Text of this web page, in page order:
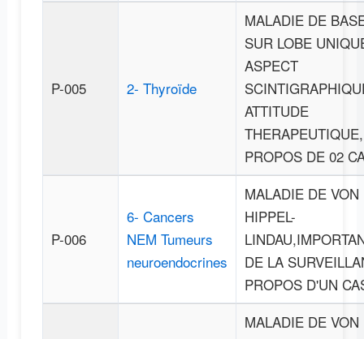
P-005 2- Thyroïde
MALADIE DE
SUR LOBE
ASPECT
ATTITUDE
PROPOS DE 02
P-006
6- Cancers
NEM Tumeurs
neuroendocrines
MALADIE DE VON
HIPPEL-
DE LA
PROPOS D'UN
MALADIE DE VON